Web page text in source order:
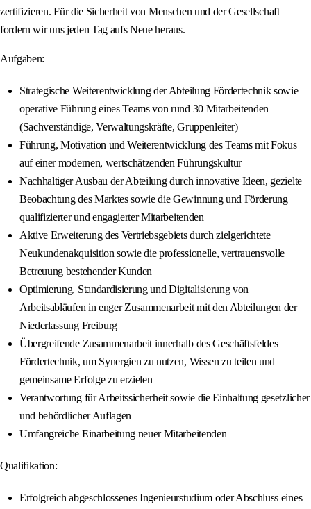
zertifizieren. Für die Sicherheit von Menschen und der Gesellschaft
fordern wir uns jeden Tag aufs Neue heraus.
Aufgaben:
Strategische Weiterentwicklung der Abteilung Fördertechnik sowie
operative Führung eines Teams von rund 30 Mitarbeitenden
(Sachverständige, Verwaltungskräfte, Gruppenleiter)
Führung, Motivation und Weiterentwicklung des Teams mit Fokus
auf einer modernen, wertschätzenden Führungskultur
Nachhaltiger Ausbau der Abteilung durch innovative Ideen, gezielte
Beobachtung des Marktes sowie die Gewinnung und Förderung
qualifizierter und engagierter Mitarbeitenden
Aktive Erweiterung des Vertriebsgebiets durch zielgerichtete
Neukundenakquisition sowie die professionelle, vertrauensvolle
Betreuung bestehender Kunden
Optimierung, Standardisierung und Digitalisierung von
Arbeitsabläufen in enger Zusammenarbeit mit den Abteilungen der
Niederlassung Freiburg
Übergreifende Zusammenarbeit innerhalb des Geschäftsfeldes
Fördertechnik, um Synergien zu nutzen, Wissen zu teilen und
gemeinsame Erfolge zu erzielen
Verantwortung für Arbeitssicherheit sowie die Einhaltung gesetzlicher
und behördlicher Auflagen
Umfangreiche Einarbeitung neuer Mitarbeitenden
Qualifikation:
Erfolgreich abgeschlossenes Ingenieurstudium oder Abschluss eines